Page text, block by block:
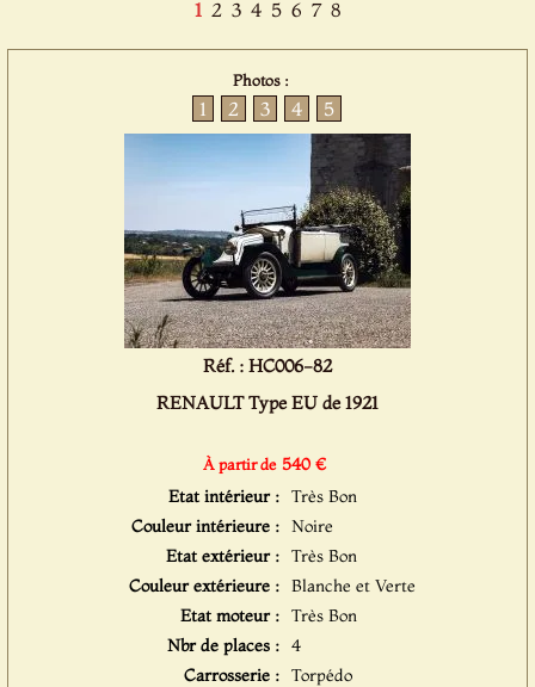
1 2 3 4 5 6 7 8
Photos :
1 2 3 4 5
Réf. : HC006-82
RENAULT Type EU de 1921
À partir de 540 €
Etat intérieur : Très Bon
Couleur intérieure : Noire
Etat extérieur : Très Bon
Couleur extérieure : Blanche et Verte
Etat moteur : Très Bon
Nbr de places : 4
Carrosserie : Torpédo